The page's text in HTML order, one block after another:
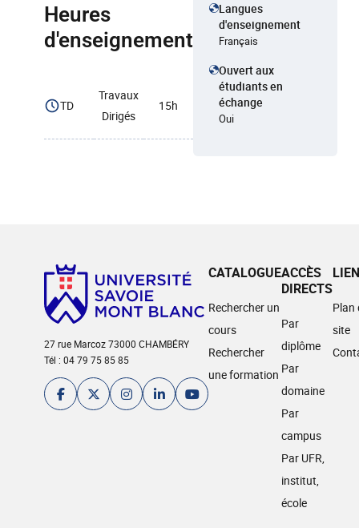
Heures
d'enseignement
TD
Travaux
Dirigés
15h
Langues
d'enseignement
Français
Ouvert aux
étudiants en
échange
Oui
27 rue Marcoz 73000 CHAMBÉRY
Tél : 04 79 75 85 85
CATALOGUE
Rechercher un
cours
Rechercher
une formation
ACCÈS
DIRECTS
Par
diplôme
Par
domaine
Par
campus
Par UFR,
institut,
école
Plan
site